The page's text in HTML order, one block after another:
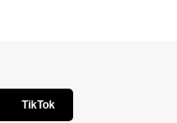
TikTok